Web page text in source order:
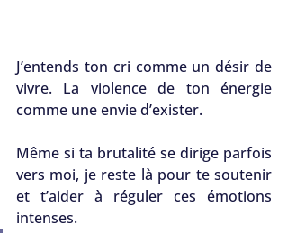
J’entends ton cri comme un désir de
vivre. La violence de ton énergie
comme une envie d’exister.
Même si ta brutalité se dirige parfois
vers moi, je reste là pour te soutenir
et t’aider à réguler ces émotions
intenses.